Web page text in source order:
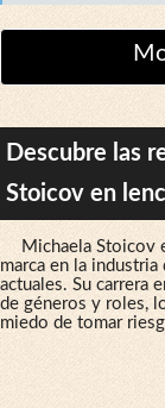
Descubre las
Stoicov en
Michaela Stoicov
marca en la
actuales. Su carrera
de géneros y roles,
miedo de tomar